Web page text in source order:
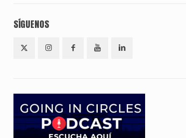
SÍGUENOS